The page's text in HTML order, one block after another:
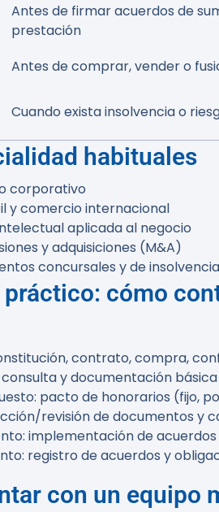
Antes de firmar acuerdos de
prestación
Antes de comprar, vender o
Cuando exista insolvencia o
habituales
corporativo
y comercio internacional
aplicada al negocio
y adquisiciones (M&A)
concursales y de insolvencia
cómo
contrato, compra,
y documentación
pacto de honorarios (fijo,
revisión de documentos y
implementación de
registro de acuerdos y
con un equipo